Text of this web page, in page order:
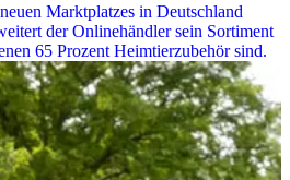
Marktplatzes in Deutschland
der Onlinehändler sein Sortiment
65 Prozent Heimtierzubehör sind.